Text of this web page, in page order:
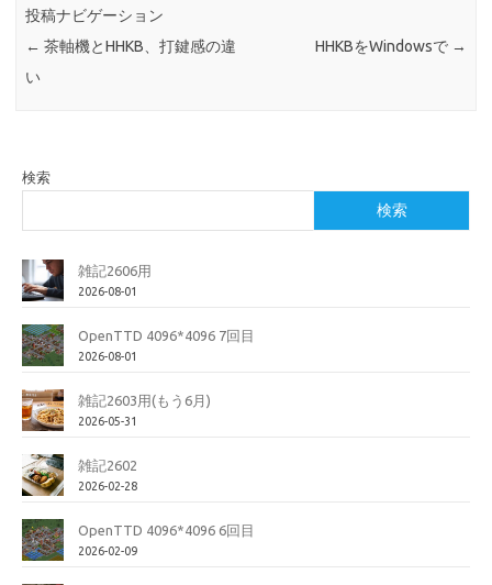
投稿ナビゲーション
← 茶軸機とHHKB、打鍵感の違
い
HHKBをWindowsで →
検索
検索
雑記2606用
2026-08-01
OpenTTD 4096*4096 7回目
2026-08-01
雑記2603用(もう6月)
2026-05-31
雑記2602
2026-02-28
OpenTTD 4096*4096 6回目
2026-02-09